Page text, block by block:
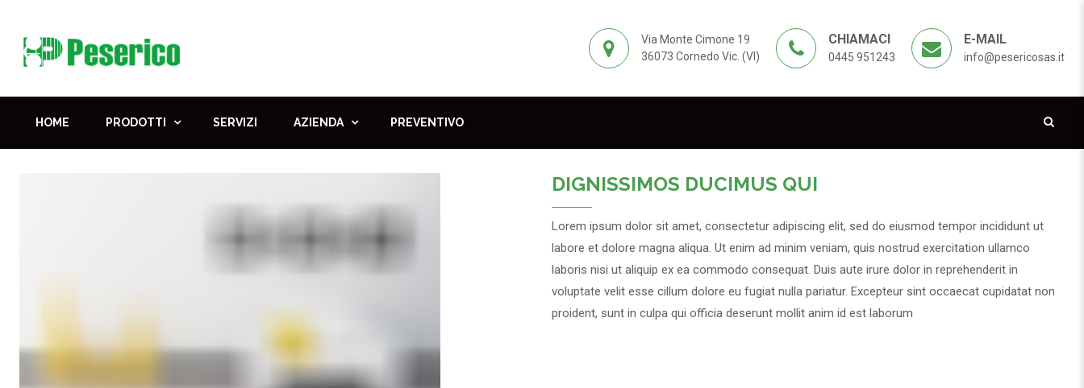
Via Monte Cimone 19
36073 Cornedo Vic. (VI)
CHIAMACI
0445 951243
E-MAIL
info@pesericosas.it
HOME PRODOTTI SERVIZI AZIENDA PREVENTIVO
DIGNISSIMOS DUCIMUS QUI
Lorem ipsum dolor sit amet, consectetur adipiscing elit, sed do eiusmod tempor incididunt ut
labore et dolore magna aliqua. Ut enim ad minim veniam, quis nostrud exercitation ullamco
laboris nisi ut aliquip ex ea commodo consequat. Duis aute irure dolor in reprehenderit in
voluptate velit esse cillum dolore eu fugiat nulla pariatur. Excepteur sint occaecat cupidatat non
proident, sunt in culpa qui officia deserunt mollit anim id est laborum